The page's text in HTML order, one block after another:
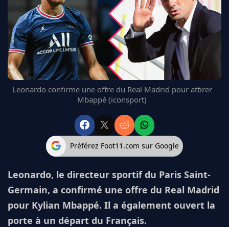
LIGUE 1
REAL MADRID
FC BARCELONE
MANCHESTER UNITED
CHELSEA
ARSENAL
BAYERN
L'AVIS DE LA RÉDAC'
Leonardo confirme une offre du Real Madrid pour attirer
Mbappé (iconsport)
Préférez Foot11.com sur Google
Leonardo, le directeur sportif du Paris Saint-
Germain, a confirmé une offre du Real Madrid
pour Kylian Mbappé. Il a également ouvert la
porte à un départ du Français.